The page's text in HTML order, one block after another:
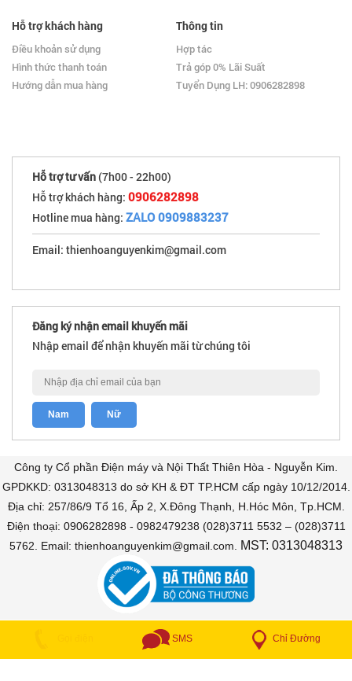
Hỗ trợ khách hàng
Điều khoản sử dụng
Hình thức thanh toán
Hướng dẫn mua hàng
Thông tin
Hợp tác
Trả góp 0% Lãi Suất
Tuyển Dụng LH: 0906282898
Hỗ trợ tư vấn (7h00 - 22h00)
Hỗ trợ khách hàng: 0906282898
Hotline mua hàng: ZALO 0909883237
Email: thienhoanguyenkim@gmail.com
Đăng ký nhận email khuyến mãi
Nhập email để nhận khuyến mãi từ chúng tôi
Công ty Cổ phần Điện máy và Nội Thất Thiên Hòa - Nguyễn Kim.
GPDKKD: 0313048313 do sở KH & ĐT TP.HCM cấp ngày 10/12/2014.
Địa chỉ: 257/86/9 Tổ 16, Ấp 2, X.Đông Thạnh, H.Hóc Môn, Tp.HCM.
Điện thoại: 0906282898 - 0982479238 (028)3711 5532 – (028)3711
5762. Email: thienhoanguyenkim@gmail.com. MST: 0313048313
COPYRIGHT © 2018 Bán trả góp. All Rights Reserved
SMS Chỉ Đường